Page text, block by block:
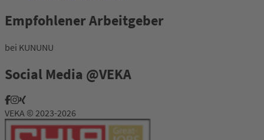
Empfohlener Arbeitgeber
bei KUNUNU
Social Media @VEKA
VEKA © 2023-2026